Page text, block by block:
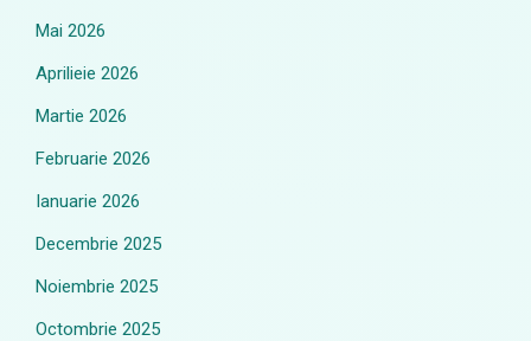
Mai 2026
Aprilieie 2026
Martie 2026
Februarie 2026
Ianuarie 2026
Decembrie 2025
Noiembrie 2025
Octombrie 2025